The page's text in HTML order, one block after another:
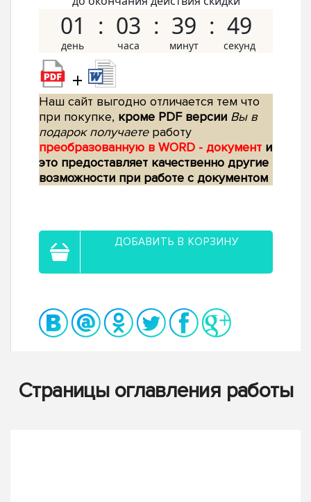
01 03 39 48
+
Наш сайт выгодно отличается тем что
при покупке, кроме PDF версии Вы в
подарок получаетеработу
преобразованную в WORD - документ и
это предоставляет качественно другие
возможности при работе с документом
ДОБАВИТЬ В КОРЗИНУ
Страницы оглавления работы